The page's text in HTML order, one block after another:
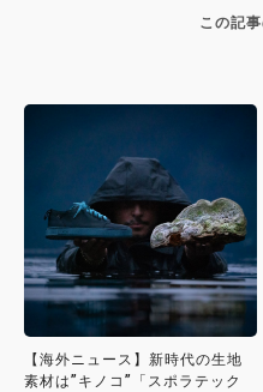
この記
【海外ニュース】新時代の生地
素材は”キノコ”「スポラテック